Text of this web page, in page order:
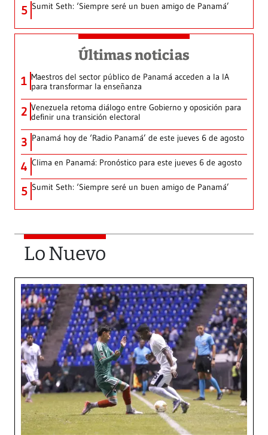
5 Sumit Seth: ‘Siempre seré un buen amigo de Panamá’
Últimas noticias
1 Maestros del sector público de Panamá acceden a la IA
para transformar la enseñanza
2 Venezuela retoma diálogo entre Gobierno y oposición para
definir una transición electoral
3 Panamá hoy de ‘Radio Panamá’ de este jueves 6 de agosto
4 Clima en Panamá: Pronóstico para este jueves 6 de agosto
5 Sumit Seth: ‘Siempre seré un buen amigo de Panamá’
Lo Nuevo